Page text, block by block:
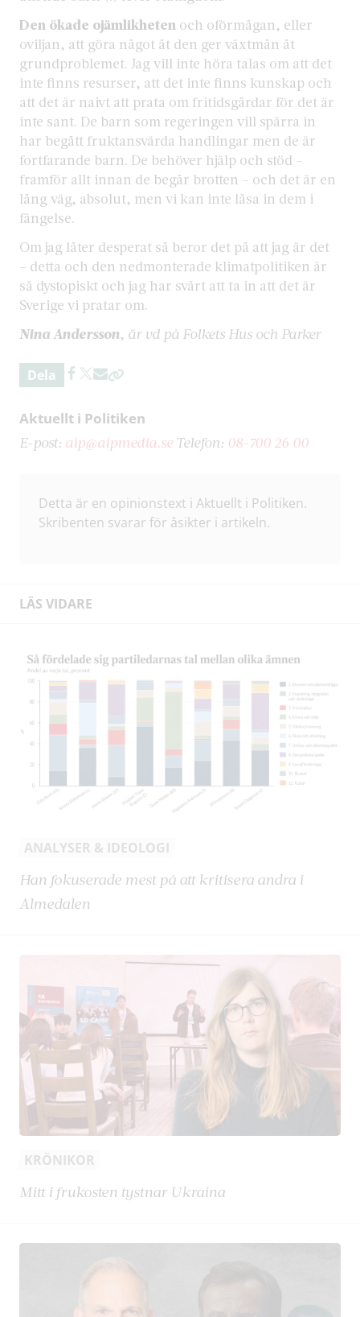
Den ökade ojämlikheten och oförmågan, eller
oviljan, att göra något åt den ger växtmån åt
grundproblemet. Jag vill inte höra talas om att det
inte finns resurser, att det inte finns kunskap och
att det är naivt att prata om fritidsgårdar för det är
inte sant. De barn som regeringen vill spärra in
har begått fruktansvärda handlingar men de är
fortfarande barn. De behöver hjälp och stöd –
framför allt innan de begår brotten – och det är en
lång väg, absolut, men vi kan inte låsa in dem i
fängelse.
Om jag låter desperat så beror det på att jag är det
– detta och den nedmonterade klimatpolitiken är
så dystopiskt och jag har svårt att ta in att det är
Sverige vi pratar om.
Nina Andersson, är vd på Folkets Hus och Parker
Dela
Aktuellt i Politiken
E-post: aip@aipmedia.seTelefon: 08-700 26 00
Detta är en opinionstext i Aktuellt i Politiken.
Skribenten svarar för åsikter i artikeln.
LÄS VIDARE
ANALYSER & IDEOLOGI
Han fokuserade mest på att kritisera andra i
Almedalen
KRÖNIKOR
Mitt i frukosten tystnar Ukraina